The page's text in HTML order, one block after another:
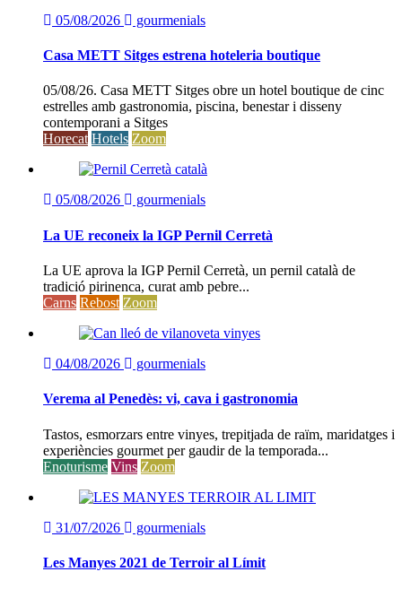
05/08/2026 gourmenials
Casa METT Sitges estrena hoteleria boutique
05/08/26. Casa METT Sitges obre un hotel boutique de cinc
estrelles amb gastronomia, piscina, benestar i disseny
contemporani a Sitges
Horecat Hotels Zoom
05/08/2026 gourmenials
La UE reconeix la IGP Pernil Cerretà
La UE aprova la IGP Pernil Cerretà, un pernil català de
tradició pirinenca, curat amb pebre...
Carns Rebost Zoom
04/08/2026 gourmenials
Verema al Penedès: vi, cava i gastronomia
Tastos, esmorzars entre vinyes, trepitjada de raïm, maridatges i
experiències gourmet per gaudir de la temporada...
Enoturisme Vins Zoom
31/07/2026 gourmenials
Les Manyes 2021 de Terroir al Límit